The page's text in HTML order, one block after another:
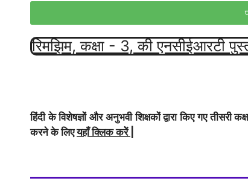
रिमझिम, कक्षा - 3, की एनसीईआरटी
हिंदी के विशेषज्ञों और अनुभवी शिक्षकों द्वारा किए गए
करने के लिएयहाँ क्लिक करेें